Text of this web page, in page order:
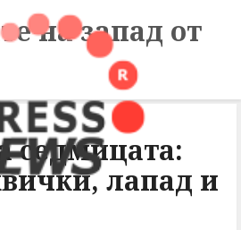
на запад от
седмицата:
лапад и